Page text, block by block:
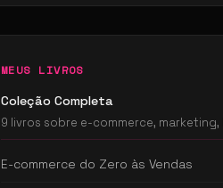
MEUS LIVROS
Coleção Completa
9 livros sobre e-commerce, marketing,
E-commerce do Zero às Vendas